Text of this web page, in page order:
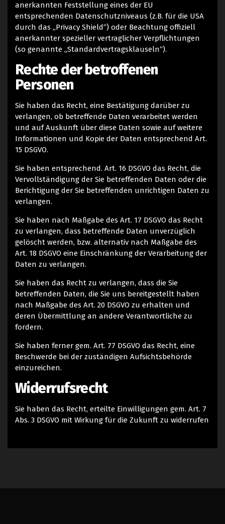
anerkannten Feststellung eines der EU
entsprechenden Datenschutzniveaus (z.B. für die USA
durch das „Privacy Shield“) oder Beachtung offiziell
anerkannter spezieller vertraglicher Verpflichtungen
(so genannte „Standardvertragsklauseln“).
Rechte der betroffenen
Personen
Sie haben das Recht, eine Bestätigung darüber zu
verlangen, ob betreffende Daten verarbeitet werden
und auf Auskunft über diese Daten sowie auf weitere
Informationen und Kopie der Daten entsprechend Art.
15 DSGVO.
Sie haben entsprechend. Art. 16 DSGVO das Recht, die
Vervollständigung der Sie betreffenden Daten oder die
Berichtigung der Sie betreffenden unrichtigen Daten zu
verlangen.
Sie haben nach Maßgabe des Art. 17 DSGVO das Recht
zu verlangen, dass betreffende Daten unverzüglich
gelöscht werden, bzw. alternativ nach Maßgabe des
Art. 18 DSGVO eine Einschränkung der Verarbeitung der
Daten zu verlangen.
Sie haben das Recht zu verlangen, dass die Sie
betreffenden Daten, die Sie uns bereitgestellt haben
nach Maßgabe des Art. 20 DSGVO zu erhalten und
deren Übermittlung an andere Verantwortliche zu
fordern.
Sie haben ferner gem. Art. 77 DSGVO das Recht, eine
Beschwerde bei der zuständigen Aufsichtsbehörde
einzureichen.
Widerrufsrecht
Sie haben das Recht, erteilte Einwilligungen gem. Art. 7
Abs. 3 DSGVO mit Wirkung für die Zukunft zu widerrufen